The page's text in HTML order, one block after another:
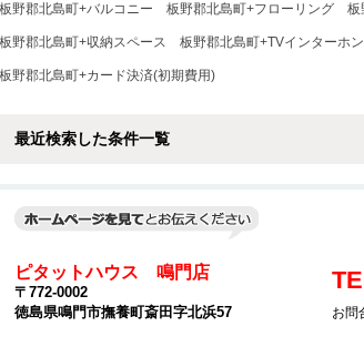
板野郡北島町+バルコニー 板野郡北島町+フローリング 板
板野郡北島町+収納スペース 板野郡北島町+TVインターホン
板野郡北島町+カード決済(初期費用)
最近検索した条件一覧
ピタットハウス 鳴門店
〒772-0002
徳島県鳴門市撫養町斎田字北浜57
お問